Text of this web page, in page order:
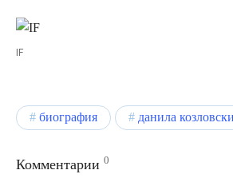
IF
биография данила
Комментарии 0